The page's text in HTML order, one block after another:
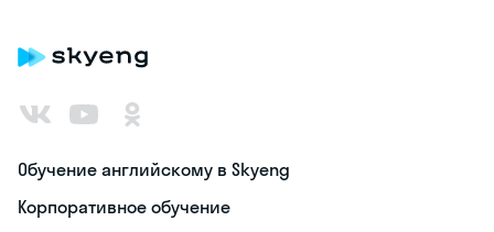
Обучение английскому в Skyeng
Корпоративное обучение